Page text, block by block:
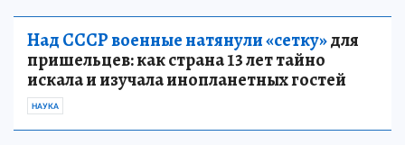
Над СССР военные натянули «сетку»для
пришельцев: как страна 13 лет тайно
искала и изучала инопланетных гостей
НАУКА